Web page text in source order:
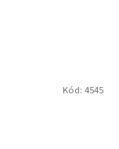
Kód: 4545